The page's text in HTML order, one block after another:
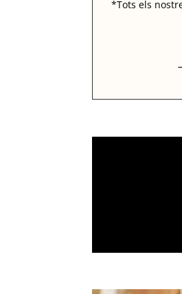
*Tots els